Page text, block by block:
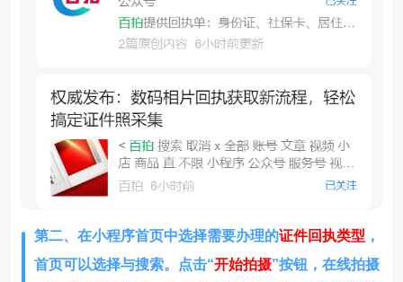
第二、在小程序首页中选择需要办理的证件回执类型 ，
首页可以选择与搜索。
点击“开始拍摄”按钮，在线拍摄